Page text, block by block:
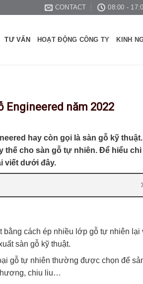
CONTACT 08:00 -
TƯ VẤN HOẠT ĐỘNG CÔNG TY KINH
Engineered năm 2022
hay còn gọi là sàn gỗ kỹ thuật.
thế cho sàn gỗ tự nhiên. Để hiểu chi
viết dưới đây.
bằng cách ép nhiều lớp gỗ tự nhiên lại
sàn gỗ kỹ thuật.
gỗ tự nhiên thường được chọn để
hương, chiu liu…